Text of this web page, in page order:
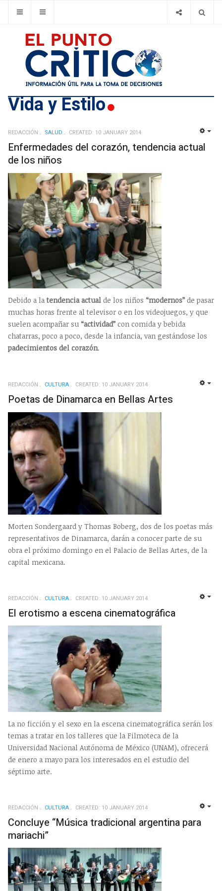
Vida y Estilo
REDACCIÓN SALUD CREATED: 10 JANUARY 2014
Enfermedades del corazón, tendencia actual
de los niños
Debido a la tendencia actual de los niños “modernos” de pasar
muchas horas frente al televisor o en los videojuegos, y que
suelen acompañar su “actividad” con comida y bebida
chatarras, poco a poco, desde la infancia, van gestándose los
padecimientos del corazón.
REDACCIÓN CULTURA CREATED: 10 JANUARY 2014
Poetas de Dinamarca en Bellas Artes
Morten Sondergaard y Thomas Boberg, dos de los poetas más
representativos de Dinamarca, darán a conocer parte de su
obra el próximo domingo en el Palacio de Bellas Artes, de la
capital mexicana.
REDACCIÓN CULTURA CREATED: 10 JANUARY 2014
El erotismo a escena cinematográfica
La no ficción y el sexo en la escena cinematográfica serán los
temas a tratar en los talleres que la Filmoteca de la
Universidad Nacional Autónoma de México (UNAM), ofrecerá
de enero a mayo para los interesados en el estudio del
séptimo arte.
REDACCIÓN CULTURA CREATED: 10 JANUARY 2014
Concluye “Música tradicional argentina para
mariachi”